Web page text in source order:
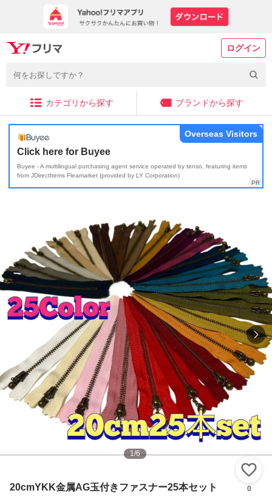
ログイン
カテゴリから探す ブランドから探す
Click here for Buyee
Buyee - A multilingual purchasing agent service operated by tenso, featuring items
from JDirectItems Fleamarket (provided by LY Corporation)
Overseas Visitors
1/6
20cmYKK金属AG玉付きファスナー25本セット 0